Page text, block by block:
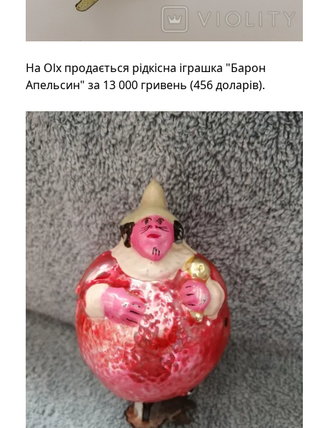
На Olx продається рідкісна іграшка "Барон
Апельсин" за 13 000 гривень (456 доларів).